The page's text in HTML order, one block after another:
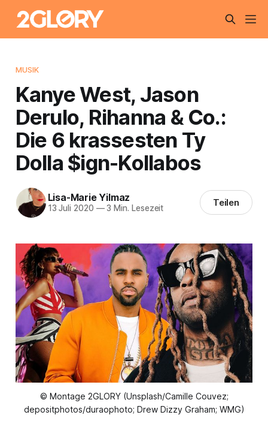
MUSIK
Kanye West, Jason
Derulo, Rihanna & Co.:
Die 6 krassesten Ty
Dolla $ign-Kollabos
Lisa-Marie Yilmaz
13 Juli 2020 —3 Min. Lesezeit Teilen
© Montage 2GLORY (Unsplash/Camille Couvez;
depositphotos/duraophoto; Drew Dizzy Graham; WMG)